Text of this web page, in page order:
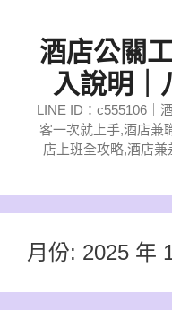
酒店公關
入說明｜
LINE ID：c555106｜
客一次就上手,酒店兼
店上班全攻略,酒店
月份: 2025 年